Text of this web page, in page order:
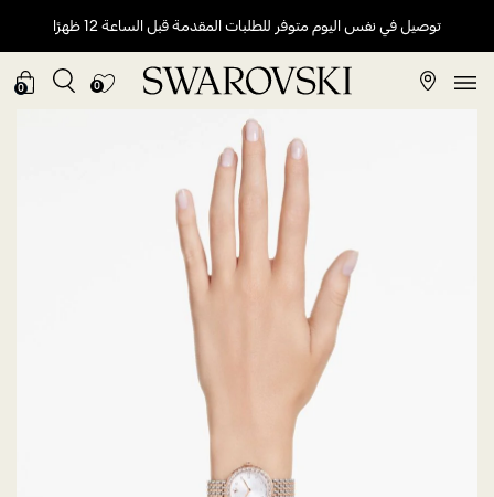
توصيل في نفس اليوم متوفر للطلبات المقدمة قبل الساعة 12 ظهرًا
0
0